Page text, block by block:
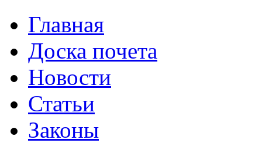
Главная
Доска почета
Новости
Статьи
Законы